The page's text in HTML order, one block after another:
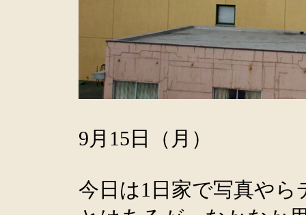
9月15日（月）
今日は1日家で写真や